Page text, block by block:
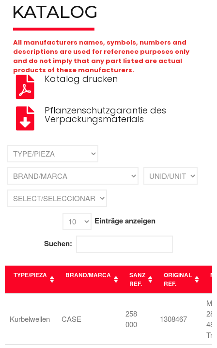
Suchen
recientes
KATALOG
All manufacturers names, symbols, numbers and
descriptions are used for reference purposes only
and do not imply that any part listed are actual
products of these manufacturers.
Katalog drucken
Pflanzenschutzgarantie des
Verpackungsmaterials
Einträge anzeigen
Suchen:
TYPE/PIEZA BRAND/MARCA
SANZ
REF.
ORIGINAL
REF.
Kurbelwellen CASE
258
000
1308467